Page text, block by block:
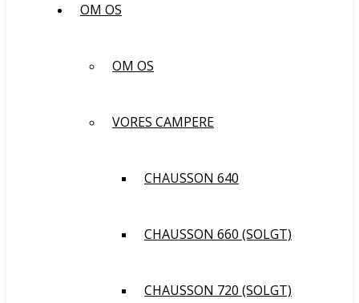
OM OS
OM OS
VORES CAMPERE
CHAUSSON 640
CHAUSSON 660 (SOLGT)
CHAUSSON 720 (SOLGT)